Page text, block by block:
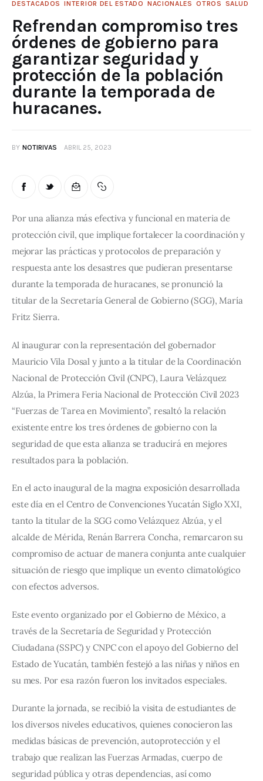
DESTACADOS INTERIOR DEL ESTADO NACIONALES OTROS SALUD
Refrendan compromiso tres
órdenes de gobierno para
garantizar seguridad y
protección de la población
durante la temporada de
huracanes.
BY NOTIRIVAS ABRIL 25, 2023
Por una alianza más efectiva y funcional en materia de
protección civil, que implique fortalecer la coordinación y
mejorar las prácticas y protocolos de preparación y
respuesta ante los desastres que pudieran presentarse
durante la temporada de huracanes, se pronunció la
titular de la Secretaría General de Gobierno (SGG), María
Fritz Sierra.
Al inaugurar con la representación del gobernador
Mauricio Vila Dosal y junto a la titular de la Coordinación
Nacional de Protección Civil (CNPC), Laura Velázquez
Alzúa, la Primera Feria Nacional de Protección Civil 2023
“Fuerzas de Tarea en Movimiento”, resaltó la relación
existente entre los tres órdenes de gobierno con la
seguridad de que esta alianza se traducirá en mejores
resultados para la población.
En el acto inaugural de la magna exposición desarrollada
este día en el Centro de Convenciones Yucatán Siglo XXI,
tanto la titular de la SGG como Velázquez Alzúa, y el
alcalde de Mérida, Renán Barrera Concha, remarcaron su
compromiso de actuar de manera conjunta ante cualquier
situación de riesgo que implique un evento climatológico
con efectos adversos.
Este evento organizado por el Gobierno de México, a
través de la Secretaría de Seguridad y Protección
Ciudadana (SSPC) y CNPC con el apoyo del Gobierno del
Estado de Yucatán, también festejó a las niñas y niños en
su mes. Por esa razón fueron los invitados especiales.
Durante la jornada, se recibió la visita de estudiantes de
los diversos niveles educativos, quienes conocieron las
medidas básicas de prevención, autoprotección y el
trabajo que realizan las Fuerzas Armadas, cuerpo de
seguridad pública y otras dependencias, así como